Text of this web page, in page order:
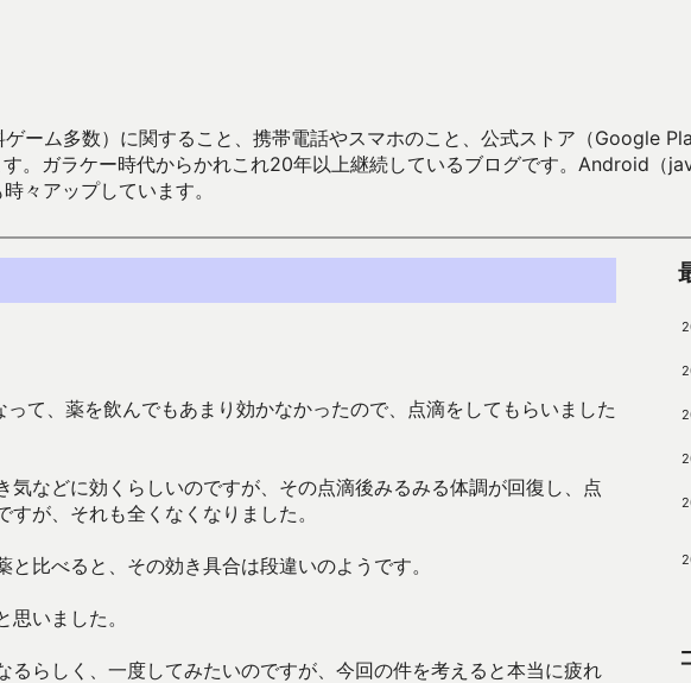
ーム多数）に関すること、携帯電話やスマホのこと、公式ストア（Google
。ガラケー時代からかれこれ20年以上継続しているブログです。Android（
々アップしています。
て、薬を飲んでもあまり効かなかったので、点滴をしてもらいました
などに効くらしいのですが、その点滴後みるみる体調が回復し、点
が、それも全くなくなりました。
比べると、その効き具合は段違いのようです。
いました。
らしく、一度してみたいのですが、今回の件を考えると本当に疲れ